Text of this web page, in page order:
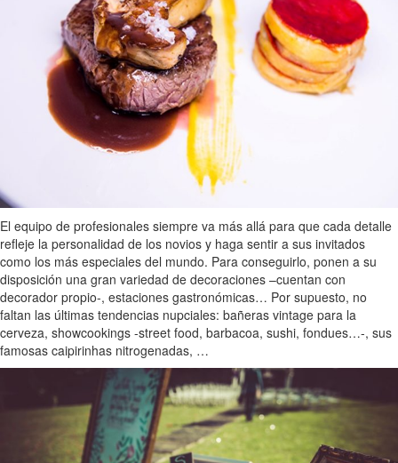
El equipo de profesionales siempre va más allá para que cada detalle
refleje la personalidad de los novios y haga sentir a sus invitados
como los más especiales del mundo. Para conseguirlo, ponen a su
disposición una gran variedad de decoraciones –cuentan con
decorador propio-, estaciones gastronómicas… Por supuesto, no
faltan las últimas tendencias nupciales: bañeras vintage para la
cerveza, showcookings -street food, barbacoa, sushi, fondues…-, sus
famosas caipirinhas nitrogenadas, …